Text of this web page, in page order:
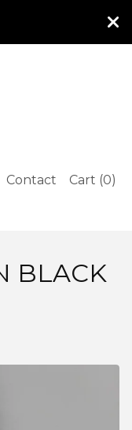
Contact Cart (0)
BLACK